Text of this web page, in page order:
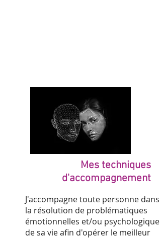
Mes techniques
d'accompagnement
J'accompagne toute personne dans
la résolution de problématiques
émotionnelles et/ou psychologique
de sa vie afin d'opérer le meilleur